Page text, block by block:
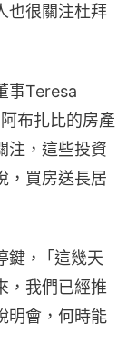
也很關注杜拜
事Teresa
布扎比的房產
注，這些投資
，買房送長居
鍵， ｢這幾天
，我們已經推
明會，何時能